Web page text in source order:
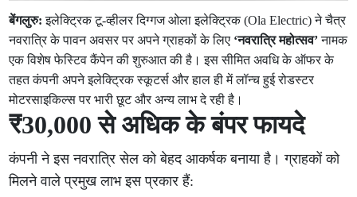
बेंगलुरु: इलेक्ट्रिक टू-व्हीलर दिग्गज ओला इलेक्ट्रिक (Ola Electric) ने चैत्र
नवरात्रि के पावन अवसर पर अपने ग्राहकों के लिए ‘नवरात्रि महोत्सव’नामक
एक विशेष फेस्टिव कैंपेन की शुरुआत की है। इस सीमित अवधि के ऑफर के
तहत कंपनी अपने इलेक्ट्रिक स्कूटर्स और हाल ही में लॉन्च हुई रोडस्टर
मोटरसाइकिल्स पर भारी छूट और अन्य लाभ दे रही है।
₹30,000 से अधिक के बंपर फायदे
कंपनी ने इस नवरात्रि सेल को बेहद आकर्षक बनाया है। ग्राहकों को
मिलने वाले प्रमुख लाभ इस प्रकार हैं: